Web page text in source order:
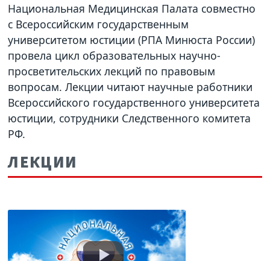
Национальная Медицинская Палата совместно
с Всероссийским государственным
университетом юстиции (РПА Минюста России)
провела цикл образовательных научно-
просветительских лекций по правовым
вопросам. Лекции читают научные работники
Всероссийского государственного университета
юстиции, сотрудники Следственного комитета
РФ.
ЛЕКЦИИ